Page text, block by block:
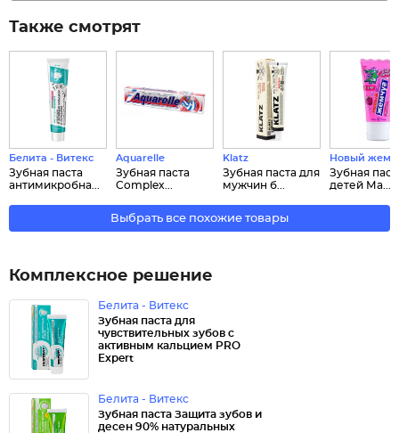
Также смотрят
Белита - Витекс
Зубная паста
антимикробна...
Aquarelle
Зубная паста
Complex...
Klatz
Зубная паста для
мужчин б...
Новый
Зубная
детей Ма...
Выбрать все похожие товары
Комплексное решение
Белита - Витекс
Зубная паста для
чувствительных зубов с
активным кальцием PRO
Expert
Белита - Витекс
Зубная паста Защита зубов и
десен 90% натуральных